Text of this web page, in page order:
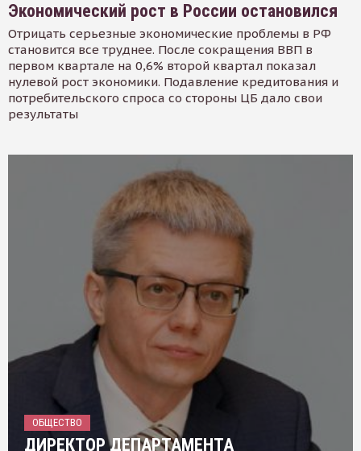
Экономический рост в России остановился
Отрицать серьезные экономические проблемы в РФ
становится все труднее. После сокращения ВВП в
первом квартале на 0,6% второй квартал показал
нулевой рост экономики. Подавление кредитования и
потребительского спроса со стороны ЦБ дало свои
результаты
ОБЩЕСТВО
ДИРЕКТОР ДЕПАРТАМЕНТА